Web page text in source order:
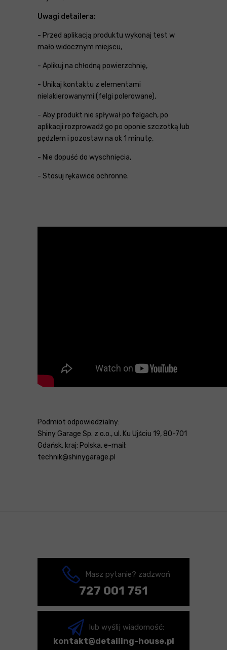
Uwagi detailera:
- Przed aplikacją produktu wykonaj test w
mało widocznym miejscu,
- Aplikuj na chłodną powierzchnię,
- Unikaj kontaktu z elementami
nielakierowanymi (felgi polerowane),
- Aby produkt nie spływał po felgach, po
aplikacji rozprowadź go po oponie szczotką lub
pędzlem i pozostaw na ok 1 minutę,
- Nie dopuść do wyschnięcia,
- Stosuj rękawice ochronne.
Podmiot odpowiedzialny:
Shiny Garage Sp. z o.o., ul. Ku Ujściu 19, 80-701
Gdańsk, kraj: Polska, e-mail:
technik@shinygarage.pl
Masz pytanie? zadzwoń
727 001 751
lub wyślij wiadomość:
kontakt@detailing-house.pl